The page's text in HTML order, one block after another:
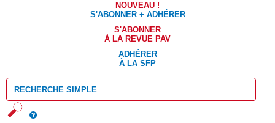
NOUVEAU !
S'ABONNER + ADHÉRER
S'ABONNER
À LA REVUE PAV
ADHÉRER
À LA SFP